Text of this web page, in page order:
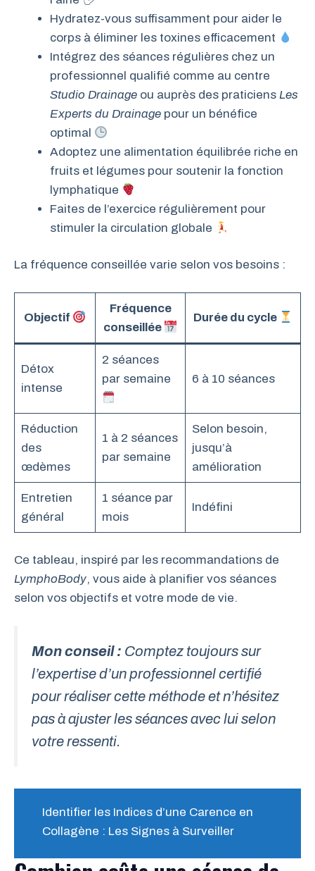
Hydratez-vous suffisamment pour aider le
corps à éliminer les toxines efficacement
Intégrez des séances régulières chez un
professionnel qualifié comme au centre
Studio Drainage ou auprès des praticiens Les
Experts du Drainage pour un bénéfice
optimal
Adoptez une alimentation équilibrée riche en
fruits et légumes pour soutenir la fonction
lymphatique
Faites de l’exercice régulièrement pour
stimuler la circulation globale
La fréquence conseillée varie selon vos besoins :
Objectif
Fréquence
conseillée
Durée du cycle
Détox
intense
2 séances
par semaine
6 à 10 séances
Réduction
des
œdèmes
1 à 2 séances
par semaine
Selon besoin,
jusqu’à
amélioration
Entretien
général
1 séance par
mois
Indéfini
Ce tableau, inspiré par les recommandations de
LymphoBody, vous aide à planifier vos séances
selon vos objectifs et votre mode de vie.
Mon conseil : Comptez toujours sur
l’expertise d’un professionnel certifié
pour réaliser cette méthode et n’hésitez
pas à ajuster les séances avec lui selon
votre ressenti.
Identifier les Indices d’une Carence en
Collagène : Les Signes à Surveiller